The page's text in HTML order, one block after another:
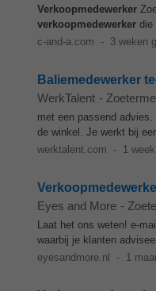
Verkoopmedewerker
verkoopmedewerker die
c-and-a.com - 3 weken
Baliemedewerker
WerkTalent -
met een passend
de winkel. Je werkt bij
werktalent.com - 1
Eyes and More -
Laat het ons weten! e-
waarbij je klanten
eyesandmore.nl
- 1